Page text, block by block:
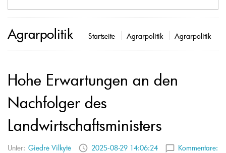
Agrarpolitik Startseite Agrarpolitik Agrarpolitik
Hohe Erwartungen an den
Nachfolger des
Landwirtschaftsministers
Unter: Giedrė Vilkytė 2025-08-29 14:06:24
Kommentare: